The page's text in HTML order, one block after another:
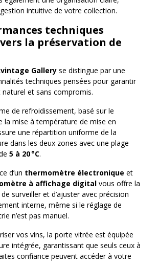
intuitive de votre collection.
techniques
la préservation de
Gallery se distingue par une
techniques pensées pour garantir
naturel et sans compromis.
de refroidissement, basé sur le
la mise à température de mise en
une répartition uniforme de la
dans les deux zones avec une plage
5 à 20 °C.
d’un thermomètre électronique et
à affichage digital vous offre la
surveiller et d’ajuster avec précision
interne, même si le réglage de
n’est pas manuel.
vos vins, la porte vitrée est équipée
intégrée, garantissant que seuls ceux à
confiance peuvent accéder à votre